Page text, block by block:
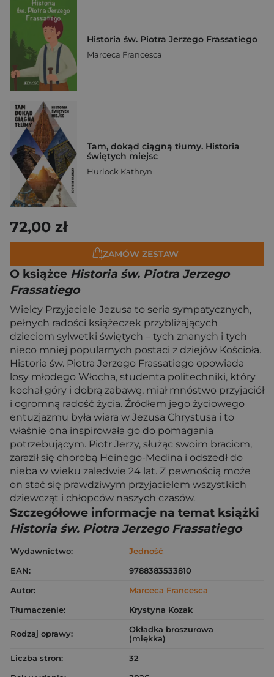
Historia św. Piotra Jerzego Frassatiego
Marceca Francesca
Tam, dokąd ciągną tłumy. Historia
świętych miejsc
Hurlock Kathryn
72,00 zł
ZAMÓW ZESTAW
O książce Historia św. Piotra Jerzego
Frassatiego
Wielcy Przyjaciele Jezusa to seria sympatycznych,
pełnych radości książeczek przybliżających
dzieciom sylwetki świętych – tych znanych i tych
nieco mniej popularnych postaci z dziejów Kościoła.
Historia św. Piotra Jerzego Frassatiego opowiada
losy młodego Włocha, studenta politechniki, który
kochał góry i dobrą zabawę, miał mnóstwo przyjaciół
i ogromną radość życia. Źródłem jego życiowego
entuzjazmu była wiara w Jezusa Chrystusa i to
właśnie ona inspirowała go do pomagania
potrzebującym. Piotr Jerzy, służąc swoim braciom,
zaraził się chorobą Heinego-Medina i odszedł do
nieba w wieku zaledwie 24 lat. Z pewnością może
on stać się prawdziwym przyjacielem wszystkich
dziewcząt i chłopców naszych czasów.
Szczegółowe informacje na temat książki
Historia św. Piotra Jerzego Frassatiego
Wydawnictwo:
Jedność
EAN:
9788383533810
Autor:
Marceca Francesca
Tłumaczenie:
Krystyna Kozak
Rodzaj oprawy:
Okładka broszurowa
(miękka)
Liczba stron:
32